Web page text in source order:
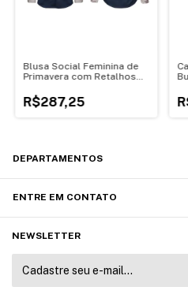
Blusa Social Feminina de
Primavera com Retalhos
R$287,25
DEPARTAMENTOS
ENTRE EM CONTATO
NEWSLETTER